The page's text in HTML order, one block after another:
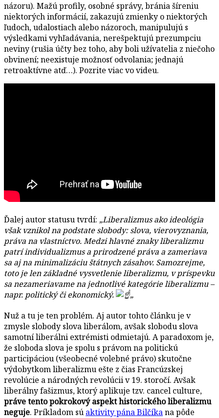
názoru). Mažú profily, osobné správy, bránia šíreniu
niektorých informácií, zakazujú zmienky o niektorých
ľudoch, udalostiach alebo názoroch, manipulujú s
výsledkami vyhľadávania, nerešpektujú prezumpciu
neviny (rušia účty bez toho, aby boli užívatelia z niečoho
obvinení; neexistuje možnosť odvolania; jednajú
retroaktívne atď…). Pozrite viac vo videu.
Ďalej autor statusu tvrdí: „Liberalizmus ako ideológia
však vznikol na podstate slobody: slova, vierovyznania,
práva na vlastníctvo. Medzi hlavné znaky liberalizmu
patrí individualizmus a prirodzené práva a zameriava
sa aj na minimalizáciu štátnych zásahov. Samozrejme,
toto je len základné vysvetlenie liberalizmu, v príspevku
sa nezameriavame na jednotlivé kategórie liberalizmu –
napr. politický či ekonomický.
„
Nuž a tu je ten problém. Aj autor tohto článku je v
zmysle slobody slova liberálom, avšak slobodu slova
samotní liberálni extrémisti odmietajú. A paradoxom je,
že sloboda slova je spolu s právom na politickú
participáciou (všeobecné volebné právo) skutočne
výdobytkom liberalizmu ešte z čias Francúzskej
revolúcie a národných revolúcii v 19. storočí. Avšak
liberálny fašizmus, ktorý aplikuje tzv. cancel culture,
práve tento pokrokový aspekt historického liberalizmu
neguje. Príkladom sú aktivity pána Bilčíkana pôde